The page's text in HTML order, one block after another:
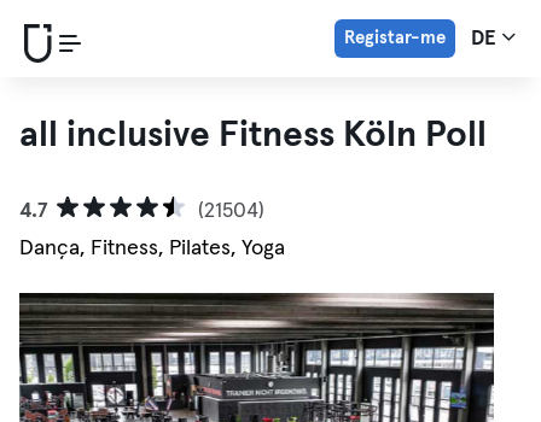
Registar-me DE
all inclusive Fitness Köln Poll
4.7
(21504)
Dança, Fitness, Pilates, Yoga